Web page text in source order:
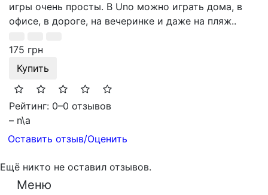
игры очень просты. В Uno можно играть дома, в
офисе, в дороге, на вечеринке и даже на пляж..
175 грн
Купить
Рейтинг: 0–0 отзывов
– n\a
Оставить отзыв/Оценить
Ещё никто не оставил отзывов.
Меню